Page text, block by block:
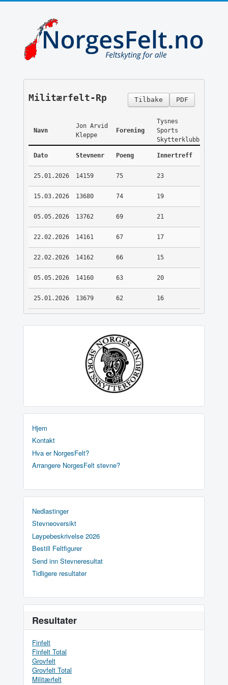
PDF
Tilbake
Militærfelt-Rp
Navn
Jon Arvid
Kleppe
Forening
Tysnes
Sports
Skytterklubb
Dato Stevnenr Poeng Innertreff
25.01.2026 14159 75 23
15.03.2026 13680 74 19
05.05.2026 13762 69 21
22.02.2026 14161 67 17
22.02.2026 14162 66 15
05.05.2026 14160 63 20
25.01.2026 13679 62 16
Hjem
Kontakt
Hva er NorgesFelt?
Arrangere NorgesFelt stevne?
Nedlastinger
Stevneoversikt
Løypebeskrivelse 2026
Bestill Feltfigurer
Send inn Stevneresultat
Tidligere resultater
Resultater
Finfelt
Finfelt Total
Grovfelt
Grovfelt Total
Militærfelt